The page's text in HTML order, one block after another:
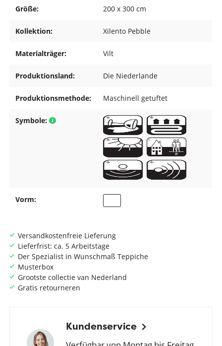
Versandkostenfreie Lieferung
Lieferfrist: ca. 5 Arbeitstage
Der Spezialist in Wunschmaß Teppiche
Musterbox
Grootste collectie van Nederland
Gratis retourneren
Kundenservice
Größe: 200 x 300 cm
Kollektion: Xilento Pebble
Materialträger: Vilt
Produktionsland: Die Niederlande
Produktionsmethode: Maschinell getuftet
Symbole:
Vorm: